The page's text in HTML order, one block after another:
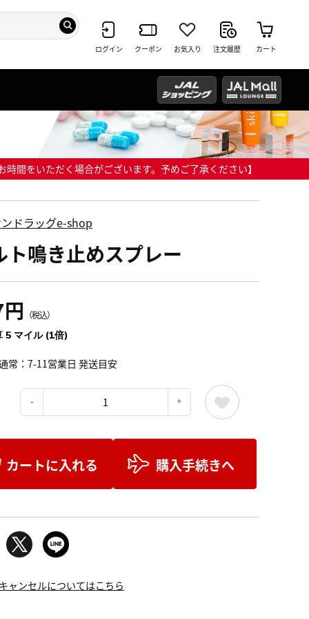
ログイン クーポン お気入り 注文履歴 カート
間をいただく場合がございます。予めご了承ください】
ドラッグe-shop
ト鳴き止めスプレー
（税込）
5 マイル (1倍)
常：7-11営業日 発送目安
カートに入れる 購入手続きへ
ャンセルについてはこちら